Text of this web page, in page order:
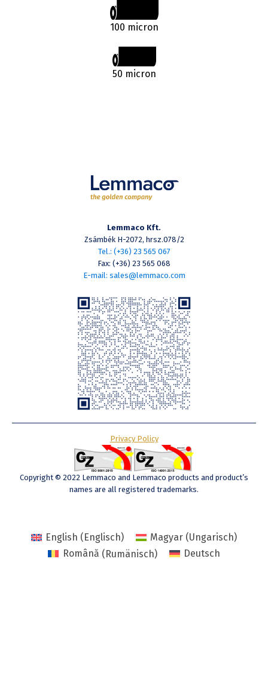
100 micron
50 micron
Lemmaco Kft.
Zsámbék H-2072, hrsz.078/2
Tel.: (+36) 23 565 067
Fax: (+36) 23 565 068
E-mail: sales@lemmaco.com
Copyright © 2022 Lemmaco and Lemmaco products and product’s
names are all registered trademarks.
Privacy Policy
English (Englisch) Magyar (Ungarisch)
Română (Rumänisch) Deutsch